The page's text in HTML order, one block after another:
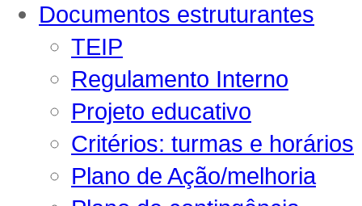
Documentos estruturantes
TEIP
Regulamento Interno
Projeto educativo
Critérios: turmas e horários
Plano de Ação/melhoria